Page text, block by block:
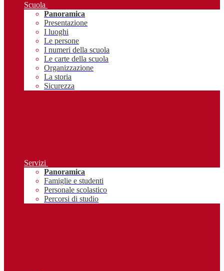
Scuola
Panoramica
Presentazione
I luoghi
Le persone
I numeri della scuola
Le carte della scuola
Organizzazione
La storia
Sicurezza
Servizi
Panoramica
Famiglie e studenti
Personale scolastico
Percorsi di studio